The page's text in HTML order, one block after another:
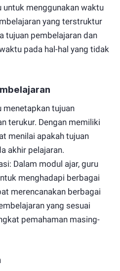
menggunakan waktu
yang terstruktur
tujuan pembelajaran dan
pada hal-hal yang tidak
menetapkan tujuan
terukur. Dengan memiliki
menilai apakah tujuan
akhir pelajaran.
Dalam modul ajar, guru
menghadapi berbagai
merencanakan berbagai
yang sesuai
pemahaman masing-